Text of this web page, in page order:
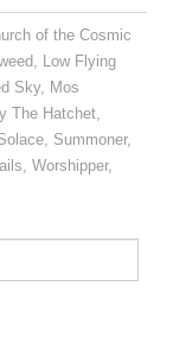
of the Cosmic
, Low Flying
Sky, Mos
The Hatchet,
, Summoner,
,Worshipper,